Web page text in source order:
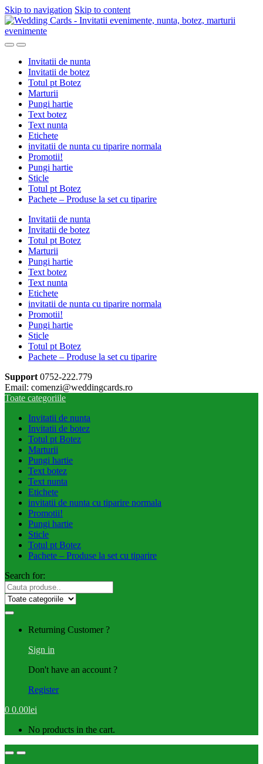
Skip to navigation Skip to content
Invitatii de nunta
Invitatii de botez
Totul pt Botez
Marturii
Pungi hartie
Text botez
Text nunta
Etichete
invitatii de nunta cu tiparire normala
Promotii!
Pungi hartie
Sticle
Totul pt Botez
Pachete – Produse la set cu tiparire
Invitatii de nunta
Invitatii de botez
Totul pt Botez
Marturii
Pungi hartie
Text botez
Text nunta
Etichete
invitatii de nunta cu tiparire normala
Promotii!
Pungi hartie
Sticle
Totul pt Botez
Pachete – Produse la set cu tiparire
Support 0752-222.779
Email: comenzi@weddingcards.ro
Toate categoriile
Invitatii de nunta
Invitatii de botez
Totul pt Botez
Marturii
Pungi hartie
Text botez
Text nunta
Etichete
invitatii de nunta cu tiparire normala
Promotii!
Pungi hartie
Sticle
Totul pt Botez
Pachete – Produse la set cu tiparire
Search for:
Returning Customer ?
Sign in
Don't have an account ?
Register
0 0.00lei
No products in the cart.